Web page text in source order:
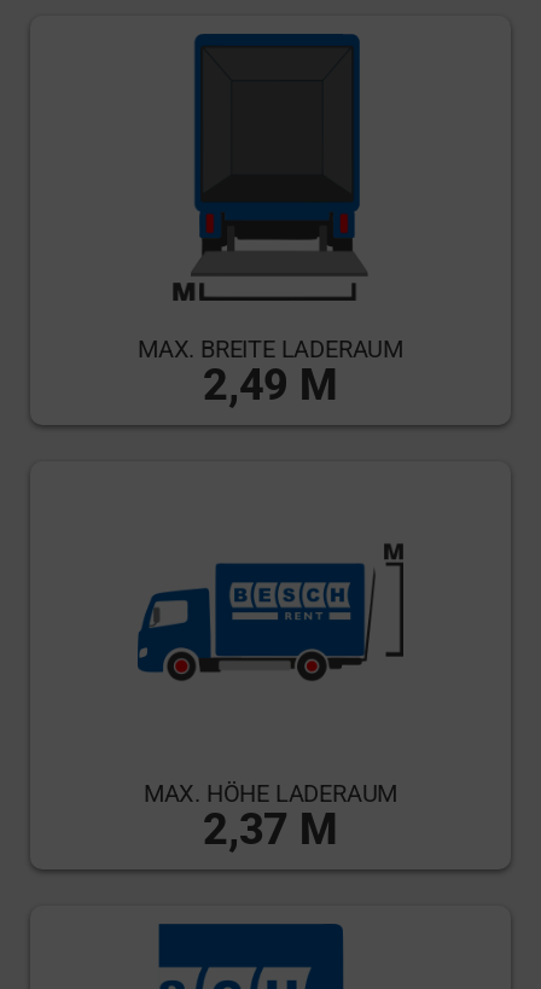
MAX. BREITE LADERAUM
2,49 M
MAX. HÖHE LADERAUM
2,37 M